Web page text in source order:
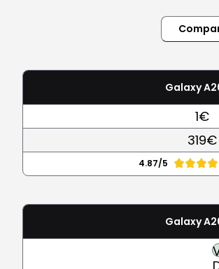
Galaxy
1€
319€
4.87/5
Galaxy